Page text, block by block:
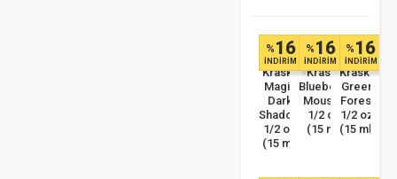
% 16
İNDİRİM
Kraska
Magic
Dark
Shadow
1/2 oz
(15 ml)
% 16
İNDİRİM
Kraska
Blueberry
Mousse
1/2 oz
(15 ml)
% 16
İNDİRİM
Kraska
Green
Forest
1/2 oz
(15 ml)